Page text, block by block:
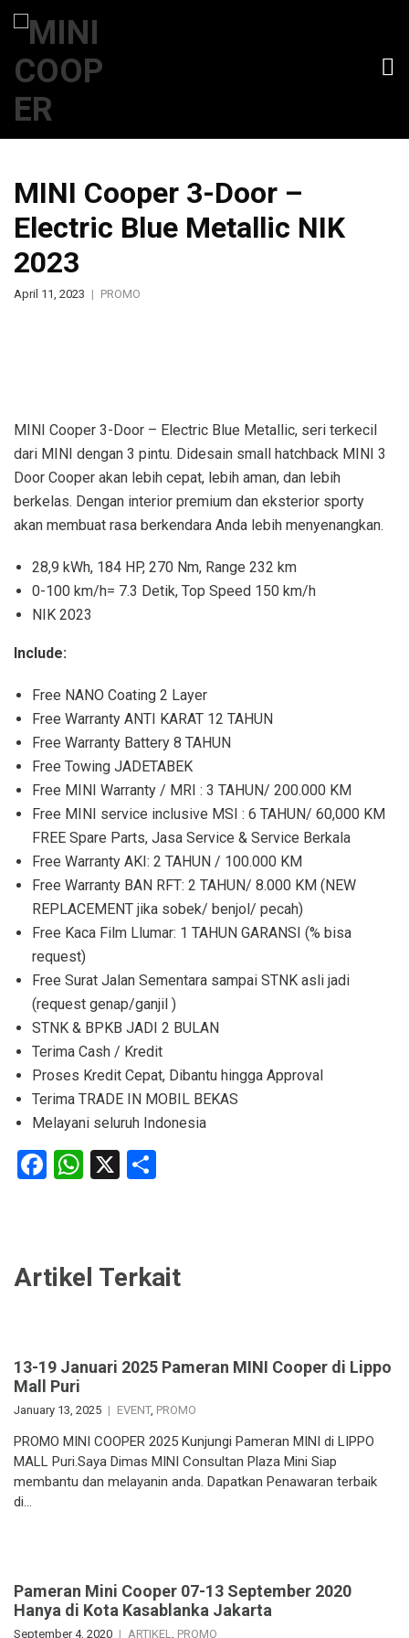
MINI Cooper 3-Door –
Electric Blue Metallic NIK
2023
April 11, 2023 PROMO
MINI Cooper 3-Door – Electric Blue Metallic, seri terkecil
dari MINI dengan 3 pintu. Didesain small hatchback MINI 3
Door Cooper akan lebih cepat, lebih aman, dan lebih
berkelas. Dengan interior premium dan eksterior sporty
akan membuat rasa berkendara Anda lebih menyenangkan.
28,9 kWh, 184 HP, 270 Nm, Range 232 km
0-100 km/h= 7.3 Detik, Top Speed 150 km/h
NIK 2023
Include:
Free NANO Coating 2 Layer
Free Warranty ANTI KARAT 12 TAHUN
Free Warranty Battery 8 TAHUN
Free Towing JADETABEK
Free MINI Warranty / MRI : 3 TAHUN/ 200.000 KM
Free MINI service inclusive MSI : 6 TAHUN/ 60,000 KM
FREE Spare Parts, Jasa Service & Service Berkala
Free Warranty AKI: 2 TAHUN / 100.000 KM
Free Warranty BAN RFT: 2 TAHUN/ 8.000 KM (NEW
REPLACEMENT jika sobek/ benjol/ pecah)
Free Kaca Film Llumar: 1 TAHUN GARANSI (% bisa
request)
Free Surat Jalan Sementara sampai STNK asli jadi
(request genap/ganjil )
STNK & BPKB JADI 2 BULAN
Terima Cash / Kredit
Proses Kredit Cepat, Dibantu hingga Approval
Terima TRADE IN MOBIL BEKAS
Melayani seluruh Indonesia
Facebook
WhatsApp
X
Artikel Terkait
13-19 Januari 2025 Pameran MINI Cooper di Lippo
Mall Puri
January 13, 2025 EVENT, PROMO
PROMO MINI COOPER 2025 Kunjungi Pameran MINI di LIPPO
MALL Puri.Saya Dimas MINI Consultan Plaza Mini Siap
membantu dan melayanin anda. Dapatkan Penawaran terbaik
di…
Pameran Mini Cooper 07-13 September 2020
Hanya di Kota Kasablanka Jakarta
September 4, 2020 ARTIKEL, PROMO